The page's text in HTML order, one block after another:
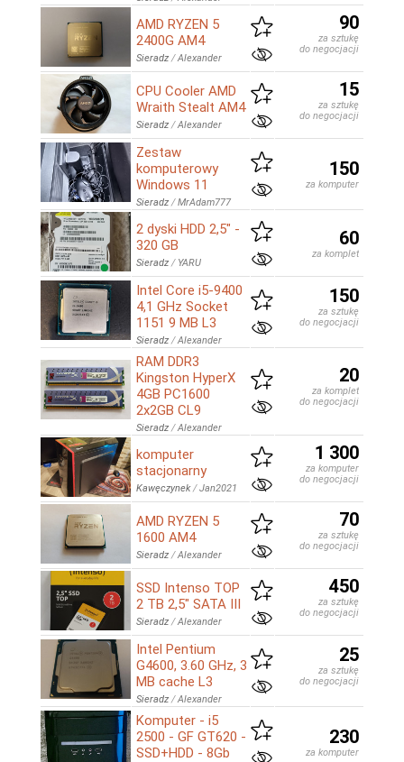
AMD RYZEN 5
2400G AM4
Sieradz /Alexander
90
za sztukę
do negocjacji
CPU Cooler AMD
Wraith Stealt AM4
Sieradz /Alexander
15
za sztukę
do negocjacji
Zestaw
komputerowy
Windows 11
Sieradz /MrAdam777
150
za komputer
2 dyski HDD 2,5" -
320 GB
Sieradz / YARU
60
za komplet
Intel Core i5-9400
4,1 GHz Socket
1151 9 MB L3
Sieradz /Alexander
150
za sztukę
do negocjacji
RAM DDR3
Kingston HyperX
4GB PC1600
2x2GB CL9
Sieradz /Alexander
20
za komplet
do negocjacji
komputer
stacjonarny
Kawęczynek/Jan2021
1 300
za komputer
do negocjacji
AMD RYZEN 5
1600 AM4
Sieradz /Alexander
70
za sztukę
do negocjacji
SSD Intenso TOP
2 TB 2,5" SATA III
Sieradz /Alexander
450
za sztukę
do negocjacji
Intel Pentium
G4600, 3.60 GHz, 3
MB cache L3
Sieradz /Alexander
25
za sztukę
do negocjacji
Komputer - i5
2500 - GF GT620 -
SSD+HDD - 8Gb
230
za komputer